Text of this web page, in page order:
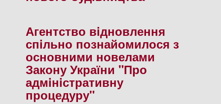
Агентство вiдновлення
спiльно познайомилося з
основними новелами
Закону України "Про
адмiнiстративну
процедуру"